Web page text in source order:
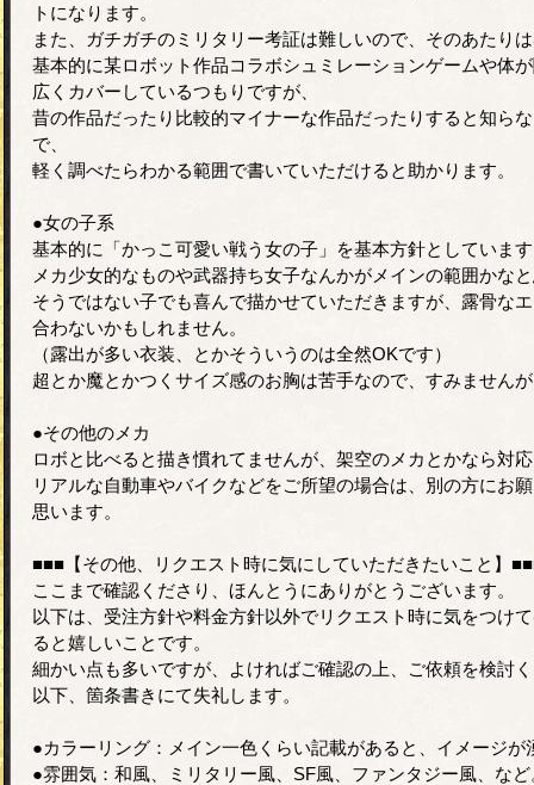
トになります。
また、ガチガチのミリタリー考証は難しいので、そのあたり
基本的に某ロボット作品コラボシュミレーションゲームや体
広くカバーしているつもりですが、
昔の作品だったり比較的マイナーな作品だったりすると知ら
で、
軽く調べたらわかる範囲で書いていただけると助かります。
●女の子系
基本的に「かっこ可愛い戦う女の子」を基本方針としていま
メカ少女的なものや武器持ち女子なんかがメインの範囲かな
そうではない子でも喜んで描かせていただきますが、露骨な
合わないかもしれません。
（露出が多い衣装、とかそういうのは全然OKです）
超とか魔とかつくサイズ感のお胸は苦手なので、すみません
●その他のメカ
ロボと比べると描き慣れてませんが、架空のメカとかなら対
リアルな自動車やバイクなどをご所望の場合は、別の方にお
思います。
■■■【その他、リクエスト時に気にしていただきたいこと】
ここまで確認くださり、ほんとうにありがとうございます。
以下は、受注方針や料金方針以外でリクエスト時に気をつけ
ると嬉しいことです。
細かい点も多いですが、よければご確認の上、ご依頼を検討
以下、箇条書きにて失礼します。
●カラーリング：メイン一色くらい記載があると、イメージが
●雰囲気：和風、ミリタリー風、SF風、ファンタジー風、な